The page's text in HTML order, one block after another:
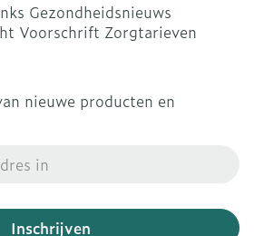
Gezondheidsnieuws
Voorschrift Zorgtarieven
nieuwe producten en
Inschrijven